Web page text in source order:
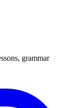
grammar